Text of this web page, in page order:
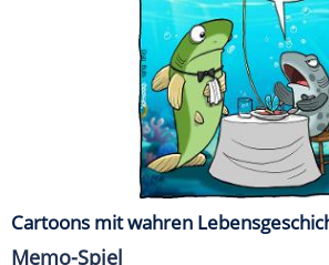
Cartoons mit wahren
Memo-Spiel